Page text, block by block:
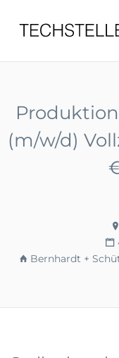
(m/w/d)
Bernhardt +